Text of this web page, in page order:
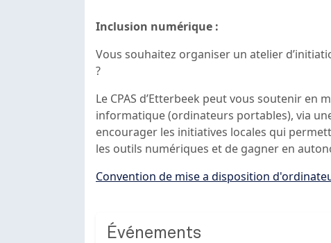
Inclusion numérique :
Vous souhaitez organiser un atelier
?
Le CPAS d’Etterbeek peut vous soutenir
informatique (ordinateurs portables), via
encourager les initiatives locales qui
les outils numériques et de gagner en
Document
Convention de mise a disposition
Événements